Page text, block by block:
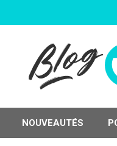
NOUVEAUTÉS